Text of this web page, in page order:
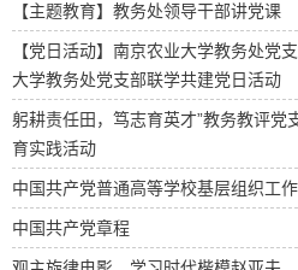
【主题教育】教务处领导干部讲党课
【党日活动】南京农业大学教务处党
大学教务处党支部联学共建党日活动
躬耕责任田，笃志育英才”教务教评党
育实践活动
中国共产党普通高等学校基层组织工
中国共产党章程